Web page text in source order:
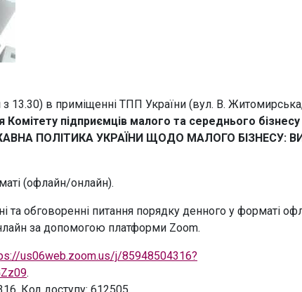
з 13.30) в приміщенні ТПП України (вул. В.
Комітету підприємців малого та середнього
ПОЛІТИКА УКРАЇНИ ЩОДО МАЛОГО БІЗНЕСУ:
(офлайн/онлайн).
та обговоренні питання порядку денного у форматі
за допомогою платформи Zoom.
us06web.zoom.us/j/85948504316?
.